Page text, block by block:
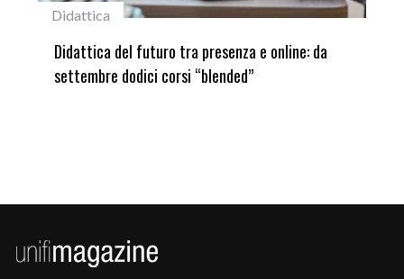
Didattica
Didattica del futuro tra presenza e online: da
settembre dodici corsi “blended”